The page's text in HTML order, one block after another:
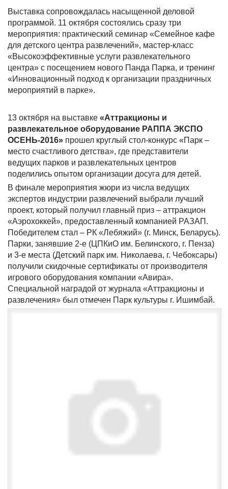
Выставка сопровождалась насыщенной деловой
программой. 11 октября состоялись сразу три
мероприятия: практический семинар «Семейное кафе
для детского центра развлечений», мастер-класс
«Высокоэффективные услуги развлекательного
центра» с посещением нового Панда Парка, и тренинг
«Инновационный подход к организации праздничных
мероприятий в парке».
13 октября на выставке «Аттракционы и
развлекательное оборудование РАППА ЭКСПО
ОСЕНЬ-2016» прошел круглый стол-конкурс «Парк –
место счастливого детства», где представители
ведущих парков и развлекательных центров
поделились опытом организации досуга для детей.
В финале мероприятия жюри из числа ведущих
экспертов индустрии развлечений выбрали лучший
проект, который получил главный приз – аттракцион
«Аэрохоккей», предоставленный компанией РАЗАП.
Победителем стал – РК «Лебяжий» (г. Минск, Беларусь).
Парки, занявшие 2-е (ЦПКиО им. Белинского, г. Пенза)
и 3-е места (Детский парк им. Николаева, г. Чебоксары)
получили скидочные сертификаты от производителя
игрового оборудования компании «Авира».
Специальной наградой от журнала «Аттракционы и
развлечения» был отмечен Парк культуры г. Ишимбай.